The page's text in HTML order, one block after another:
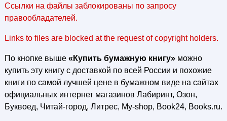
Ссылки на файлы заблокированы по запросу
правообладателей.
Links to files are blocked at the request of copyright holders.
По кнопке выше «Купить бумажную книгу»можно
купить эту книгу с доставкой по всей России и похожие
книги по самой лучшей цене в бумажном виде на сайтах
официальных интернет магазинов Лабиринт, Озон,
Буквоед, Читай-город, Литрес, My-shop, Book24, Books.ru.